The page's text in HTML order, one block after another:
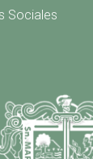
Sociales